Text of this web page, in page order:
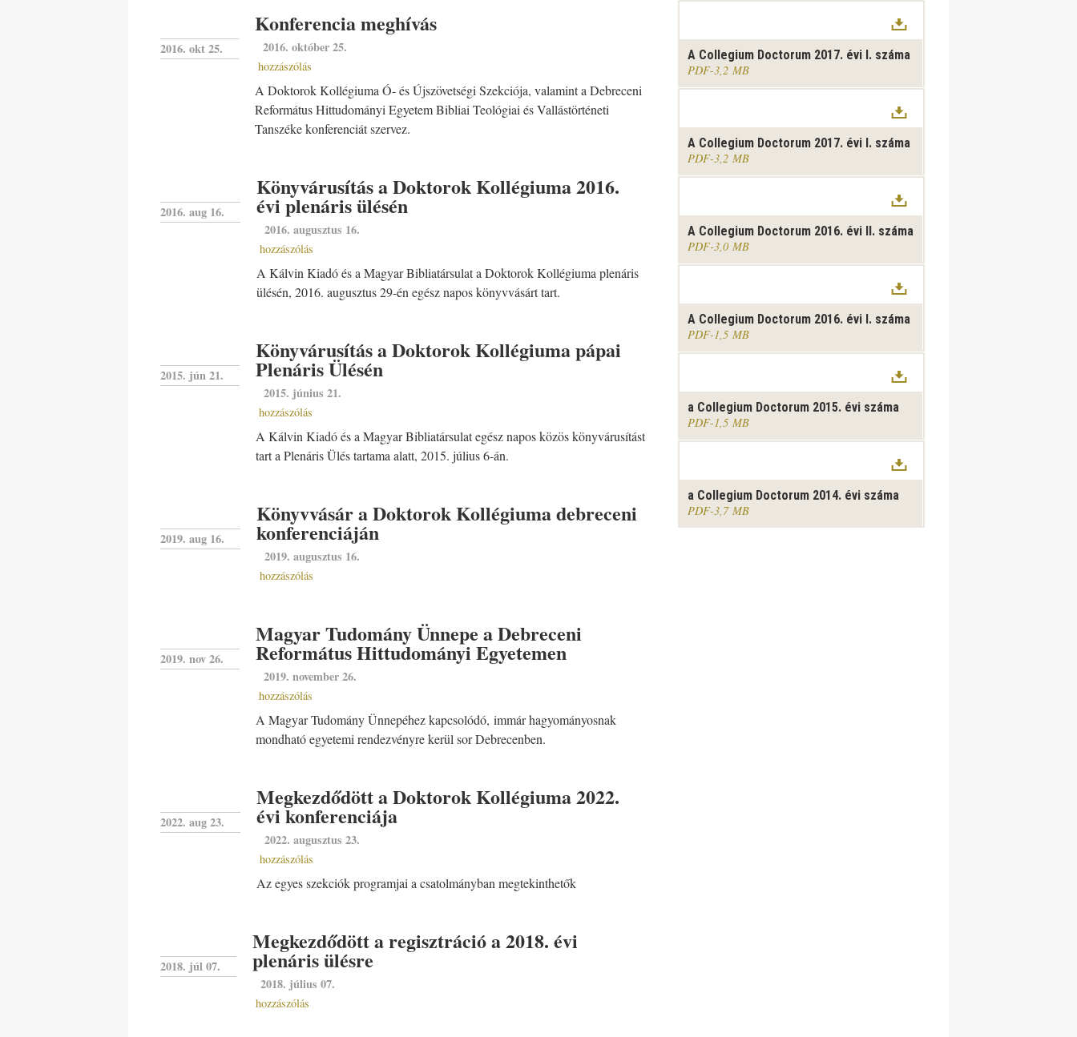
2016. okt 25.
Konferencia meghívás
2016. október 25.
hozzászólás
A Doktorok Kollégiuma Ó- és Újszövetségi Szekciója, valamint a Debreceni
Református Hittudományi Egyetem Bibliai Teológiai és Vallástörténeti
Tanszéke konferenciát szervez.
2016. aug 16.
Könyvárusítás a Doktorok Kollégiuma 2016.
évi plenáris ülésén
2016. augusztus 16.
hozzászólás
A Kálvin Kiadó és a Magyar Bibliatársulat a Doktorok Kollégiuma plenáris
ülésén, 2016. augusztus 29-én egész napos könyvvásárt tart.
2015. jún 21.
Könyvárusítás a Doktorok Kollégiuma pápai
Plenáris Ülésén
2015. június 21.
hozzászólás
A Kálvin Kiadó és a Magyar Bibliatársulat egész napos közös könyvárusítást
tart a Plenáris Ülés tartama alatt, 2015. július 6-án.
2019. aug 16.
Könyvvásár a Doktorok Kollégiuma debreceni
konferenciáján
2019. augusztus 16.
hozzászólás
2019. nov 26.
Magyar Tudomány Ünnepe a Debreceni
Református Hittudományi Egyetemen
2019. november 26.
hozzászólás
A Magyar Tudomány Ünnepéhez kapcsolódó, immár hagyományosnak
mondható egyetemi rendezvényre kerül sor Debrecenben.
2022. aug 23.
Megkezdődött a Doktorok Kollégiuma 2022.
évi konferenciája
2022. augusztus 23.
hozzászólás
Az egyes szekciók programjai a csatolmányban megtekinthetők
2018. júl 07.
Megkezdődött a regisztráció a 2018. évi
plenáris ülésre
2018. július 07.
hozzászólás
A Collegium Doctorum 2017. évi I. száma
PDF 3,2 MB
A Collegium Doctorum 2017. évi I. száma
PDF 3,2 MB
A Collegium Doctorum 2016. évi II. száma
PDF 3,0 MB
A Collegium Doctorum 2016. évi I. száma
PDF 1,5 MB
a Collegium Doctorum 2015. évi száma
PDF 1,5 MB
a Collegium Doctorum 2014. évi száma
PDF 3,7 MB